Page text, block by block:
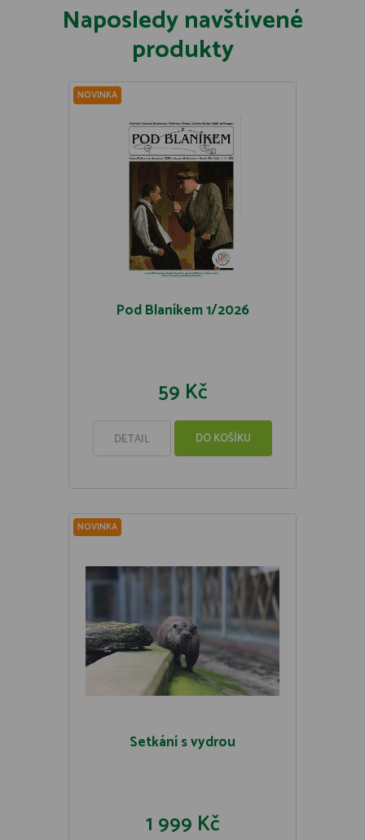
Naposledy navštívené
produkty
NOVINKA
Pod Blaníkem 1/2026
59 Kč
DETAIL DO KOŠÍKU
NOVINKA
Setkání s vydrou
1 999 Kč